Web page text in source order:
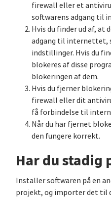
firewall eller et
softwarens adgang til
Hvis du finder ud af, at
adgang til internettet,
indstillinger. Hvis du
blokeres af disse
blokeringen af dem.
Hvis du fjerner
firewall eller dit
få forbindelse til
Når du har fjernet
den fungere korrekt.
Har du stadig
Installer softwaren på en
projekt, og importer det til